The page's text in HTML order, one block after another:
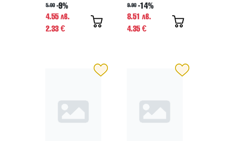
5.00 -9%
4.55 лв.
2.33 €
9.90 -14%
8.51 лв.
4.35 €